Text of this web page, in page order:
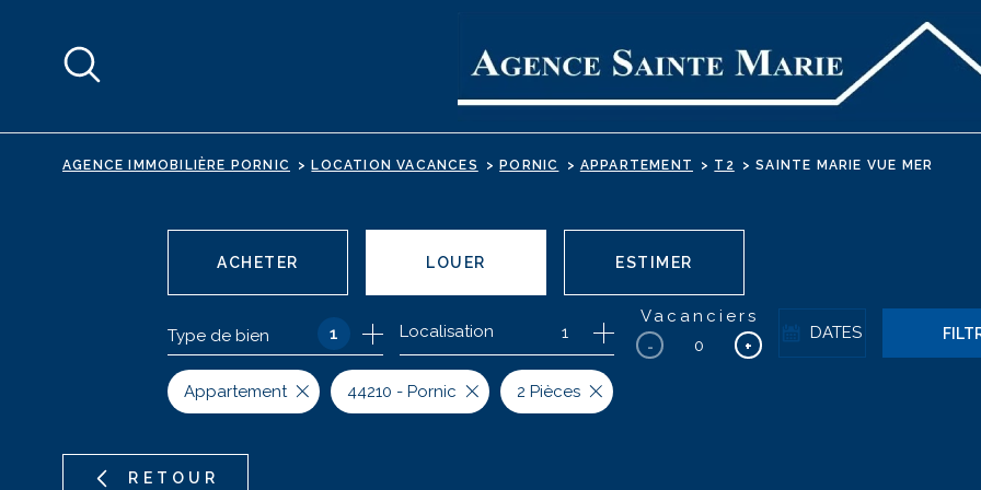
contenu
AGENCE IMMOBILIÈRE PORNIC LOCATION VACANCES PORNIC APPARTEMENT T2 SAINTE MARIE VUE MER
ACHETER
DE L'ANCIEN
DE L'IMMO PRO
LOUER
EN SAISONNIER
ESTIMER
Type de bien 1 1
Localisation
Vacanciers
- +
DATES
Appartement 44210 - Pornic 2 Pièces
RETOUR